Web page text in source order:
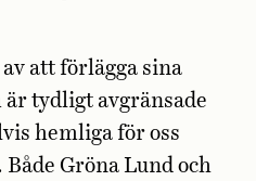
att förlägga sina
är tydligt avgränsade
hemliga för oss
Gröna Lund och